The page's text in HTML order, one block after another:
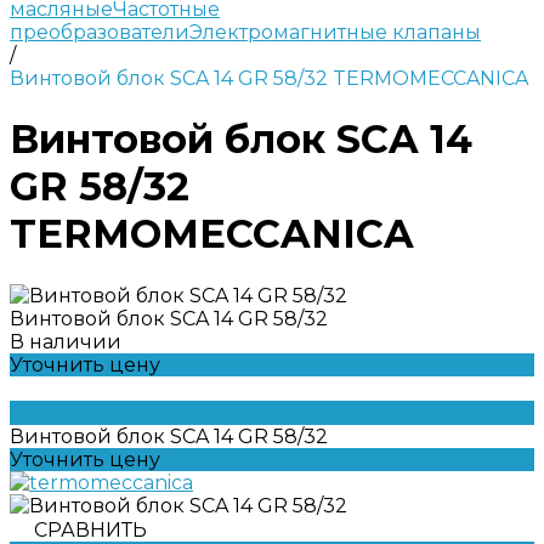
масляныеЧастотные
преобразователиЭлектромагнитные клапаны
/
Винтовой блок SCA 14 GR 58/32 TERMOMECCANICA
Винтовой блок SCA 14
GR 58/32
TERMOMECCANICA
Винтовой блок SCA 14 GR 58/32
В наличии
Уточнить цену
Винтовой блок SCA 14 GR 58/32
Уточнить цену
СРАВНИТЬ